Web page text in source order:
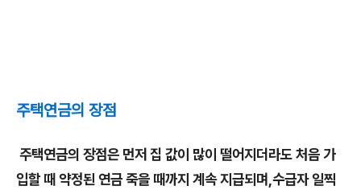
주택연금의 장점
주택연금의 장점은 먼저 집 값이 많이 떨어지더라도 처음 가
입할 때 약정된 연금 죽을 때까지 계속 지급되며,수급자 일찍